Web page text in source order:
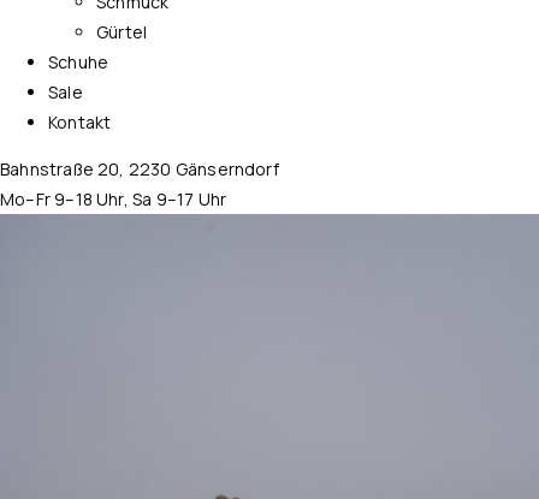
Gürtel
Schuhe
Sale
Kontakt
Bahnstraße 20, 2230 Gänserndorf
Mo–Fr 9–18 Uhr, Sa 9–17 Uhr